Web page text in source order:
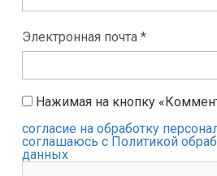
Электронная почта *
Нажимая на кнопку
согласие на обработку
соглашаюсь с Политикой
данных